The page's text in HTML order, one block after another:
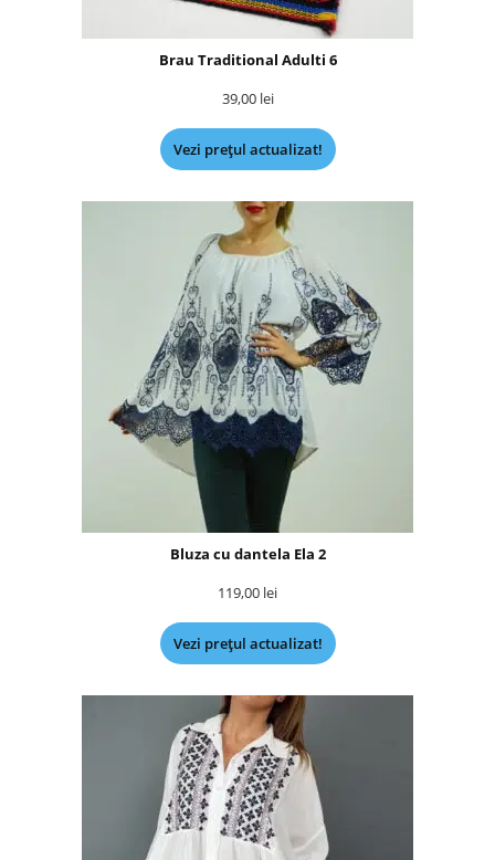
Brau Traditional Adulti 6
39,00 lei
Vezi prețul actualizat!
Bluza cu dantela Ela 2
119,00 lei
Vezi prețul actualizat!